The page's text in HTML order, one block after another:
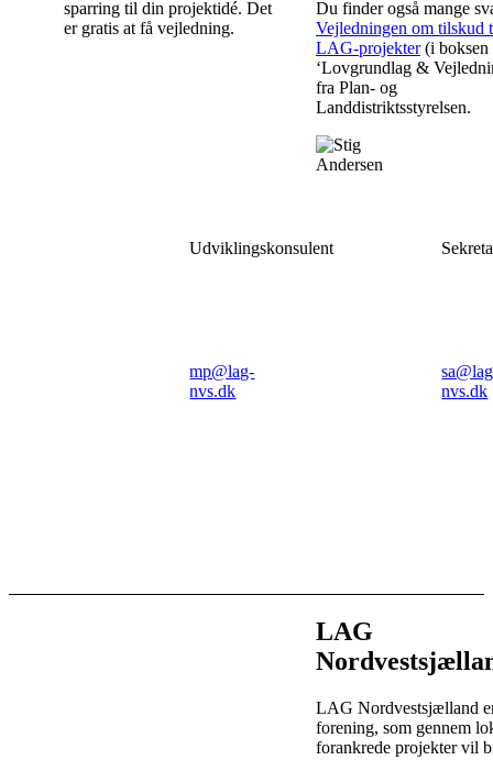
sparring til din projektidé. Det
er gratis at få vejledning.
Du finder også mange
Vejledningen om tilskud
LAG-projekter(i boksen
‘Lovgrundlag &
fra Plan- og
Landdistriktsstyrelsen.
Udviklingskonsulent
mp@lag-
nvs.dk
nvs.dk
LAG
LAG Nordvestsjælland
forening, som gennem
forankrede projekter vil